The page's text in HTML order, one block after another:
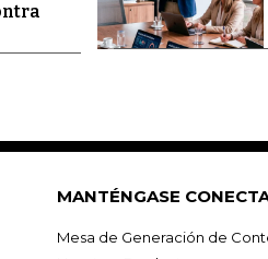
MANTÉNGASE
Mesa de Generación de